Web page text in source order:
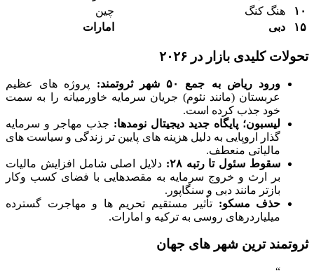
۱۰
هنگ کنگ
چین
۱۵
دبی امارات
تحولات کلیدی بازار در ۲۰۲۶
ورود ریاض به جمع ۵۰ شهر ثروتمند:
پروژه های عظیم
عربستان (مانند نئوم) جریان سرمایه خاورمیانه را به سمت
خود جذب کرده است.
لیسبون؛ پایگاه جدید دیجیتال نومدها: جذب مهاجر و سرمایه
گذار اروپایی به دلیل هزینه های پایین تر زندگی و سیاست های
مالیاتی منعطف.
سقوط سئول تا رتبه ۲۸:
دلایل اصلی شامل افزایش مالیات
بر ارث و خروج سرمایه به مقصدهایی با فضای کسب وکار
بازتر مانند دبی و سنگاپور.
حذف مسکو: تأثیر مستقیم تحریم ها و مهاجرت گسترده
میلیاردرهای روسی به ترکیه و امارات.
ثروتمند ترین شهر های جهان